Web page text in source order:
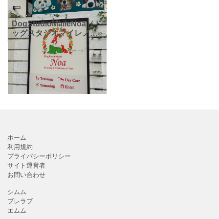
DogStudioMaileNoa（ド
ッグスタジオマイレノ
ア）さんです。ワンちゃ
んを飼っている方には必
見のお店です。こちらの
お店は「楽しゅう塾」と
いってワンちゃ
ホーム
利用規約
プライバシーポリシー
サイト運営者
お問い合わせ
シムム
ブレラブ
エムム